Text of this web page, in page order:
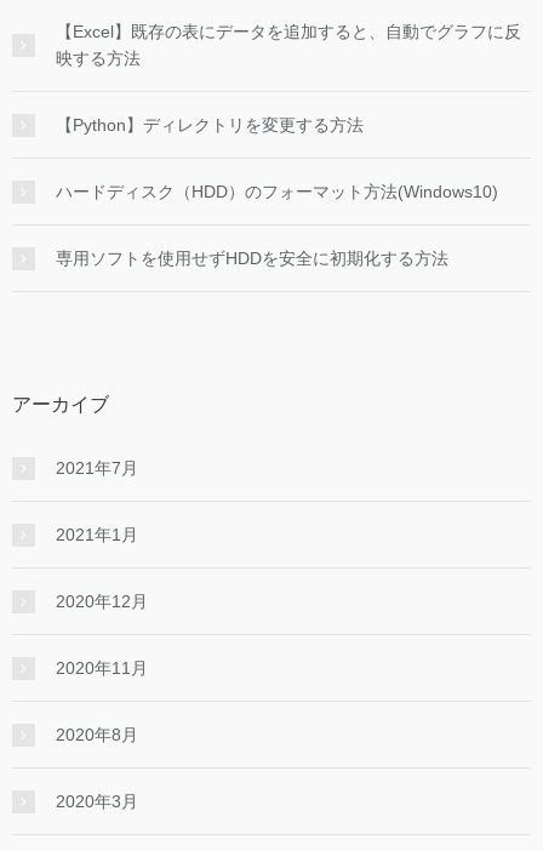
【Excel】既存の表にデータを追加すると、自動でグラフに反
映する方法
【Python】ディレクトリを変更する方法
ハードディスク（HDD）のフォーマット方法(Windows10)
専用ソフトを使用せずHDDを安全に初期化する方法
アーカイブ
2021年7月
2021年1月
2020年12月
2020年11月
2020年8月
2020年3月